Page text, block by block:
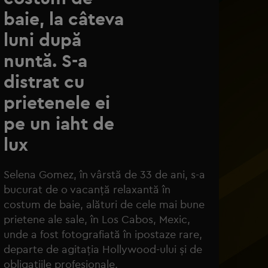
Gomez și Benny Blanco/ Foto: Instagram
baie, la câteva
luni după
nuntă. S-a
distrat cu
prietenele ei
pe un iaht de
lux
Selena Gomez, în vârstă de 33 de ani, s-a
bucurat de o vacanță relaxantă în
costum de baie, alături de cele mai bune
prietene ale sale, în Los Cabos, Mexic,
unde a fost fotografiată în ipostaze rare,
departe de agitația Hollywood-ului și de
obligațiile profesionale.